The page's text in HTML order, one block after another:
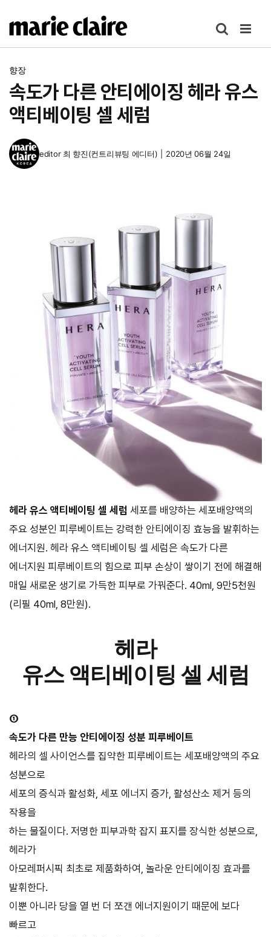
텐
향장
속도가 다른 안티에이징 헤라 유스
액티베이팅 셀 세럼
editor 최 향진(컨트리뷰팅 에디터) 2020년 06월 24일
헤라 유스 액티베이팅 셀 세럼 세포를 배양하는 세포배양액의
주요 성분인 피루베이트는 강력한 안티에이징 효능을 발휘하는
에너지원. 헤라 유스 액티베이팅 셀 세럼은 속도가 다른
에너지원 피루베이트의 힘으로 피부 손상이 쌓이기 전에 해결해
매일 새로운 생기로 가득한 피부로 가꿔준다. 40ml, 9만5천원
(리필 40ml, 8만원).
헤라
유스 액티베이팅 셀 세럼
①
속도가 다른 만능 안티에이징 성분 피루베이트
헤라의 셀 사이언스를 집약한 피루베이트는 세포배양액의 주요
성분으로
세포의 증식과 활성화, 세포 에너지 증가, 활성산소 제거 등의
작용을
하는 물질이다. 저명한 피부과학 잡지 표지를 장식한 성분으로,
헤라가
아모레퍼시픽 최초로 제품화하여, 놀라운 안티에이징 효과를
발휘한다.
이뿐 아니라 당을 열 번 더 쪼갠 에너지원이기 때문에 보다
빠르고